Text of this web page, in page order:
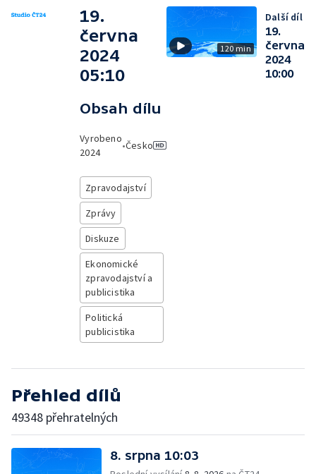
19.
června
2024
05:10
Obsah dílu
Vyrobeno
2024
•Česko
Zpravodajství
Zprávy
Diskuze
Ekonomické
zpravodajství a
publicistika
Politická
publicistika
120 min
Další díl
19.
června
2024
10:00
Přehled dílů
49348 přehratelných
8. srpna 10:03